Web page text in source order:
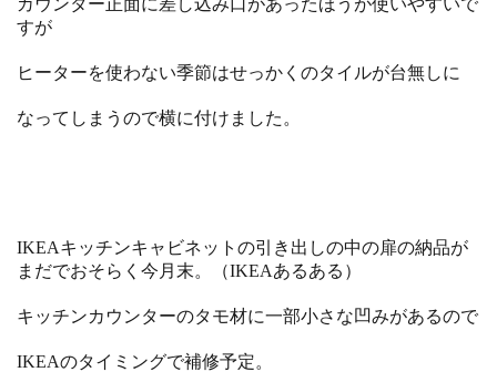
カウンター正面に差し込み口があったほうが使いやすいで
すが
ヒーターを使わない季節はせっかくのタイルが台無しに
なってしまうので横に付けました。
IKEAキッチンキャビネットの引き出しの中の扉の納品が
まだでおそらく今月末。（IKEAあるある）
キッチンカウンターのタモ材に一部小さな凹みがあるので
IKEAのタイミングで補修予定。